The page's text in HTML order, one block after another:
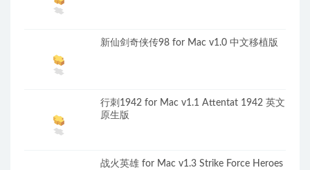
新仙剑奇侠传98 for Mac v1.0 中文移植版
行刺1942 for Mac v1.1 Attentat 1942 英文
原生版
战火英雄 for Mac v1.3 Strike Force Heroes